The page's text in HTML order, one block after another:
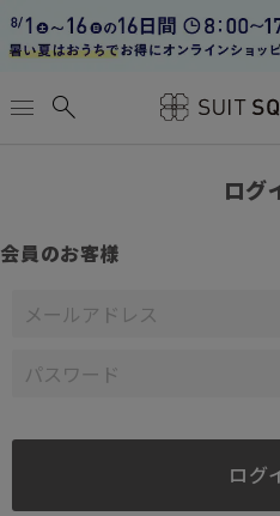
menu search
ログ
会員のお客様